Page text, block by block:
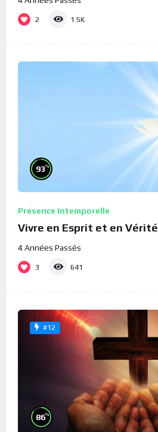
2 1.5K
93%
Présence Intemporelle
Vivre en Esprit et en Vérité
4 Années Passés
3 641
#12
86%